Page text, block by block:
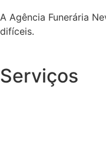
A Agência Funerária
difíceis.
Serviços